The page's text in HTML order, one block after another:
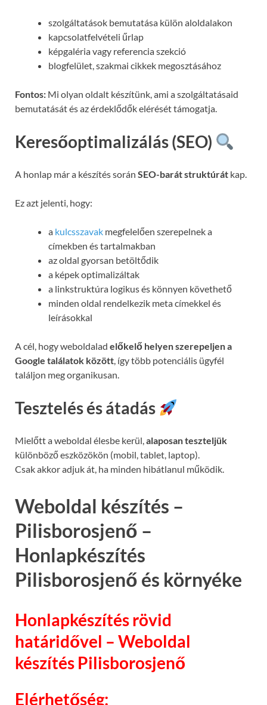
szolgáltatások bemutatása külön aloldalakon
kapcsolatfelvételi űrlap
képgaléria vagy referencia szekció
blogfelület, szakmai cikkek megosztásához
Fontos: Mi olyan oldalt készítünk, ami a szolgáltatásaid
bemutatását és az érdeklődők elérését támogatja.
Keresőoptimalizálás (SEO)
A honlap már a készítés során SEO-barát struktúrát kap.
Ez azt jelenti, hogy:
a kulcsszavak megfelelően szerepelnek a
címekben és tartalmakban
az oldal gyorsan betöltődik
a képek optimalizáltak
a linkstruktúra logikus és könnyen követhető
minden oldal rendelkezik meta címekkel és
leírásokkal
A cél, hogy weboldalad előkelő helyen szerepeljen a
Google találatok között, így több potenciális ügyfél
találjon meg organikusan.
Tesztelés és átadás
Mielőtt a weboldal élesbe kerül,alaposan teszteljük
különböző eszközökön (mobil, tablet, laptop).
Csak akkor adjuk át, ha minden hibátlanul működik.
Weboldal készítés –
Pilisborosjenő –
Honlapkészítés
Pilisborosjenő és környéke
Honlapkészítés rövid
határidővel – Weboldal
készítés Pilisborosjenő
Elérhetőség: